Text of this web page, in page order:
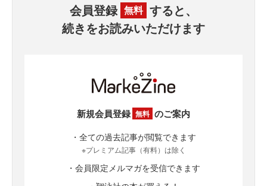
会員登録 無料 すると、
続きをお読みいただけます
新規会員登録 無料 のご案内
・全ての過去記事が閲覧できます
※プレミアム記事（有料）は除く
・会員限定メルマガを受信できます